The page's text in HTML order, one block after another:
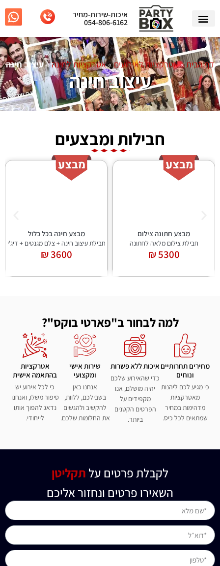
איכות-שירות-מחיר
054-806-6162
דף הבית»אטרקציות לאירועים»אטרקציות לחינה»עיצוב חינה
עיצוב חינה
חבילות ומבצעים
מבצע חינה בכל כלול
חבילת עיצוב חינה + צלם מגנטים + דיג'י
3600 ₪
מבצע תפאורה לחינה/ הפרשת חלה
חבילת עיצוב חינה
2100 ₪
למה לבחור ב"פארטי בוקס"?
מחירים תחרותיים
ונוחים
כי מגיע לכם ליהנות
מאטרקציות
מדהימות במחיר
שמתאים לכל כיס.
איכות ללא פשרות
כדי שהאירוע שלכם
יהיה מושלם, אנו
מקפידים על
הפרטים הקטנים
ביותר.
שירות אישי
ומקצועי
אנחנו כאן
בשבילכם, ללוות,
להקשיב ולהגשים
את החלומות שלכם.
אטרקציות
בהתאמה אישית
כי לכל אירוע יש
סיפור משלו, ואנחנו
נדאג להפוך אותו
לייחודי.
לקבלת פרטים על
תקליטן
עיצוב בלונים
השאירו פרטים ונחזור אליכם